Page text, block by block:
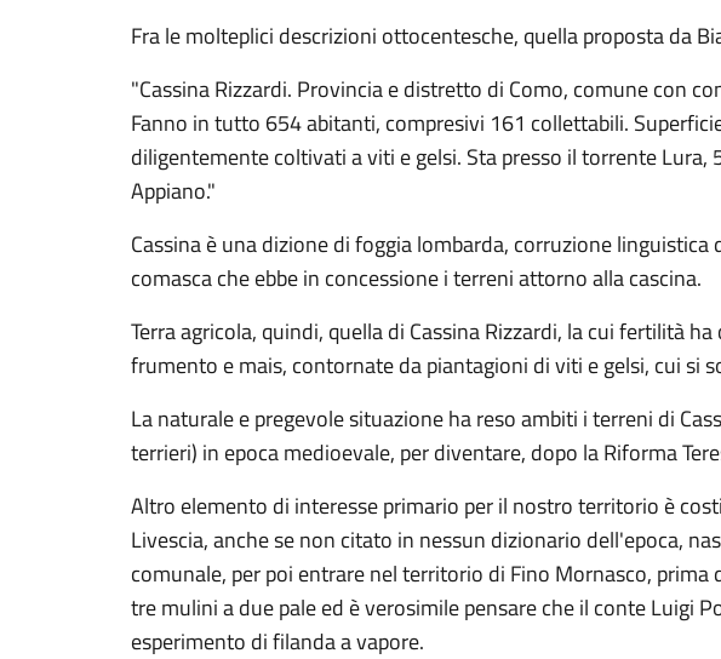
Fra le molteplici descrizioni ottocentesche, quella proposta da
"Cassina Rizzardi. Provincia e distretto di Como, comune con
Fanno in tutto 654 abitanti, compresivi 161 collettabili.
diligentemente coltivati a viti e gelsi. Sta presso il torrente
Appiano."
Cassina è una dizione di foggia lombarda, corruzione
comasca che ebbe in concessione i terreni attorno alla cascina.
Terra agricola, quindi, quella di Cassina Rizzardi, la cui fertilità
frumento e mais, contornate da piantagioni di viti e gelsi, cui si
La naturale e pregevole situazione ha reso ambiti i terreni di
terrieri) in epoca medioevale, per diventare, dopo la Riforma
Altro elemento di interesse primario per il nostro territorio è
Livescia, anche se non citato in nessun dizionario dell'epoca,
comunale, per poi entrare nel territorio di Fino Mornasco,
tre mulini a due pale ed è verosimile pensare che il conte Luigi
esperimento di filanda a vapore.